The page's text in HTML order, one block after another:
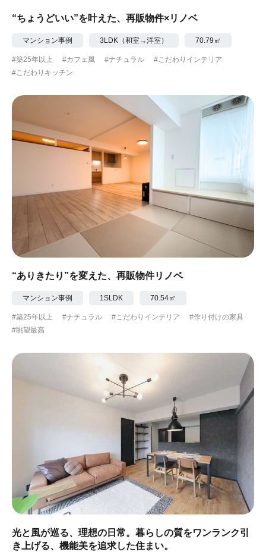
“ちょうどいい”を叶えた、再販物件×リノベ
マンション事例 3LDK（和室→洋室） 70.79㎡
#築25年以上 #カフェ風 #ナチュラル
#こだわりインテリア
#こだわりキッチン
“ありきたり”を変えた、再販物件リノベ
マンション事例 1SLDK 70.54㎡
#築25年以上 #ナチュラル #こだわりインテリア
#作り付けの家具
#眺望最高
光と風が巡る、理想の日常。暮らしの質をワンランク引
き上げる、機能美を追求した住まい。